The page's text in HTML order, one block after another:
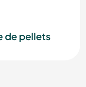
de pellets